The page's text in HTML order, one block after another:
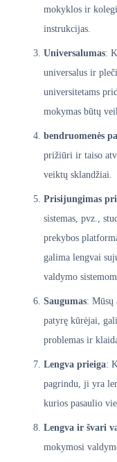
mokyklos ir
instrukcijas.
Universalumas:
universalus ir
universitetams
mokymas būtų
bendruomenės
prižiūri ir taiso
veiktų sklandžiai.
Prisijungimas
sistemas, pvz.,
prekybos
galima lengvai
valdymo
Saugumas: Mūsų
patyrę kūrėjai,
problemas ir
Lengva prieiga:
pagrindu, ji yra
kurios pasaulio
Lengva ir švari
mokymosi